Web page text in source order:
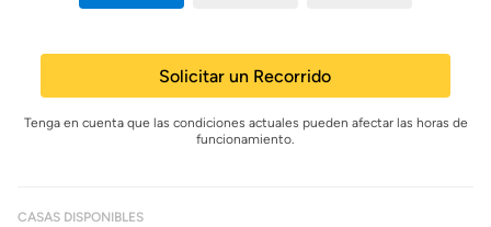
Solicitar un Recorrido
Tenga en cuenta que las condiciones actuales pueden afectar las horas de
funcionamiento.
CASAS DISPONIBLES